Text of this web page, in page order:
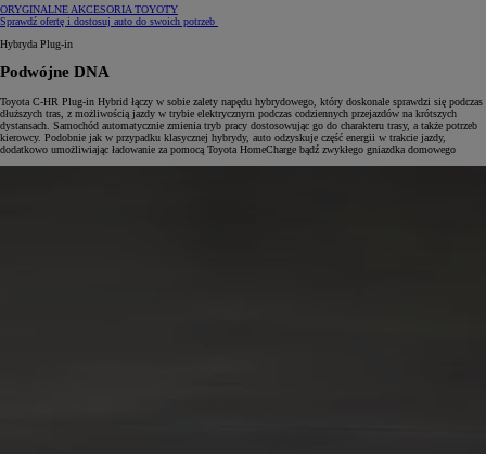
ORYGINALNE AKCESORIA TOYOTY
Sprawdź ofertę i dostosuj auto do swoich potrzeb
Hybryda Plug-in
Podwójne DNA
Toyota C-HR Plug-in Hybrid łączy w sobie zalety napędu hybrydowego, który doskonale sprawdzi się podczas
dłuższych tras, z możliwością jazdy w trybie elektrycznym podczas codziennych przejazdów na krótszych
dystansach. Samochód automatycznie zmienia tryb pracy dostosowując go do charakteru trasy, a także potrzeb
kierowcy. Podobnie jak w przypadku klasycznej hybrydy, auto odzyskuje część energii w trakcie jazdy,
dodatkowo umożliwiając ładowanie za pomocą Toyota HomeCharge bądź zwykłego gniazdka domowego